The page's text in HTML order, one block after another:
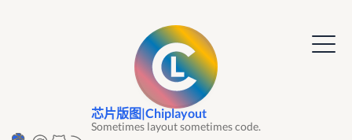
芯片版图|Chiplayout
Sometimes layout sometimes code.